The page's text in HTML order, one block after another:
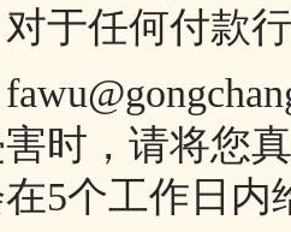
于任何付款
时，请将您
5个工作日